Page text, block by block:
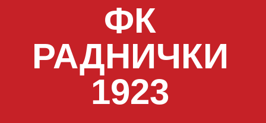
ФК
РАДНИЧКИ
1923